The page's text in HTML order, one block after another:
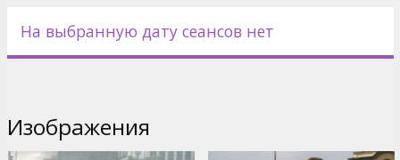
На выбранную дату сеансов нет
Изображения